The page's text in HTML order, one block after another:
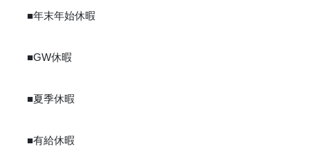
■年末年始休暇
■GW休暇
■夏季休暇
■有給休暇